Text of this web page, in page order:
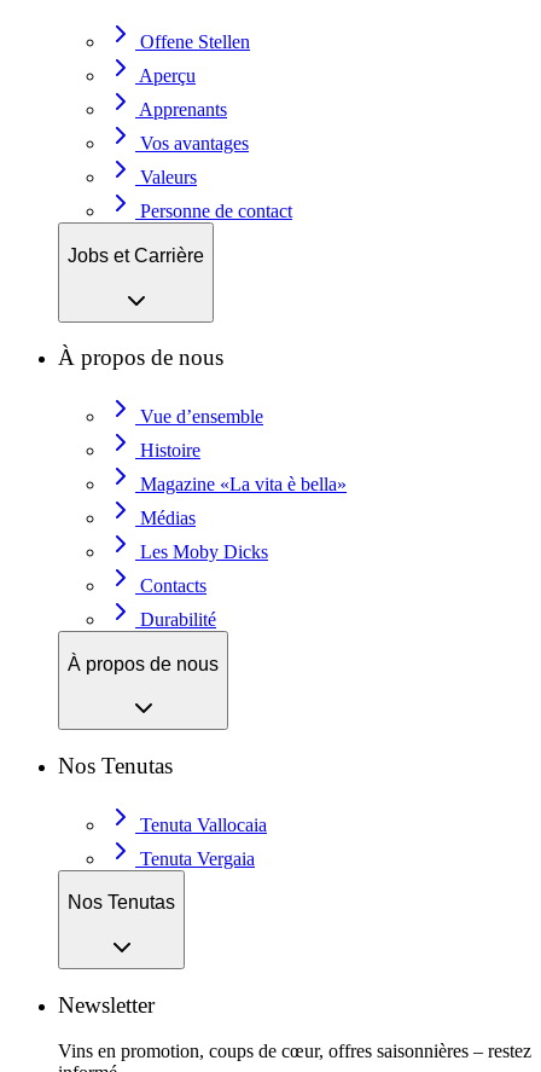
Offene Stellen
Aperçu
Apprenants
Vos avantages
Valeurs
Personne de contact
Jobs et Carrière
À propos de nous
Vue d’ensemble
Histoire
Magazine «La vita è bella»
Médias
Les Moby Dicks
Contacts
Durabilité
À propos de nous
Nos Tenutas
Tenuta Vallocaia
Tenuta Vergaia
Nos Tenutas
Newsletter
Vins en promotion, coups de cœur, offres saisonnières – restez